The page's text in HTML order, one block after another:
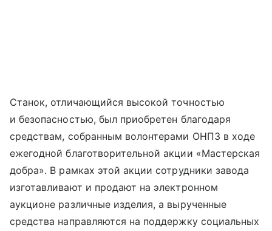
Станок, отличающийся высокой точностью
и безопасностью, был приобретен благодаря
средствам, собранным волонтерами ОНПЗ в ходе
ежегодной благотворительной акции «Мастерская
добра». В рамках этой акции сотрудники завода
изготавливают и продают на электронном
аукционе различные изделия, а вырученные
средства направляются на поддержку социальных